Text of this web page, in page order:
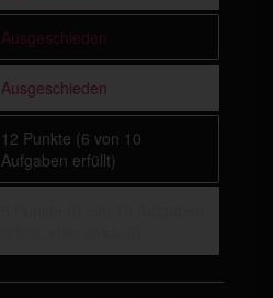
Ausgeschieden
Ausgeschieden
12 Punkte (6 von 10
Aufgaben erfüllt)